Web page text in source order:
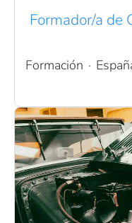
Formador/a de
Formación ·